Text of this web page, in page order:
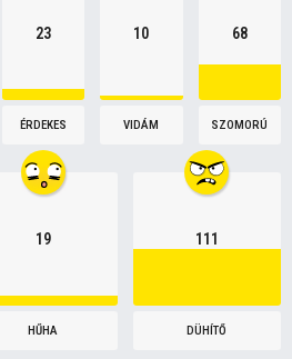
23
ÉRDEKES
10
VIDÁM
68
SZOMORÚ
19
HŰHA
111
DÜHÍTŐ